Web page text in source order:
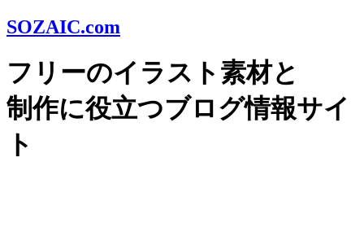
SOZAIC.com
フリーのイラスト素材と
制作に役立つブログ情報サイ
ト